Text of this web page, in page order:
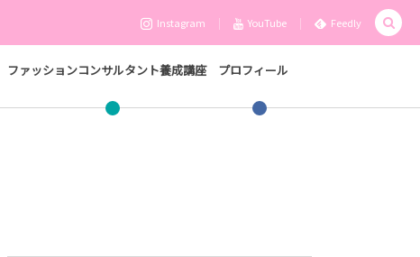
Instagram YouTube Feedly
ファッションコンサルタント養成講座 プロフィール